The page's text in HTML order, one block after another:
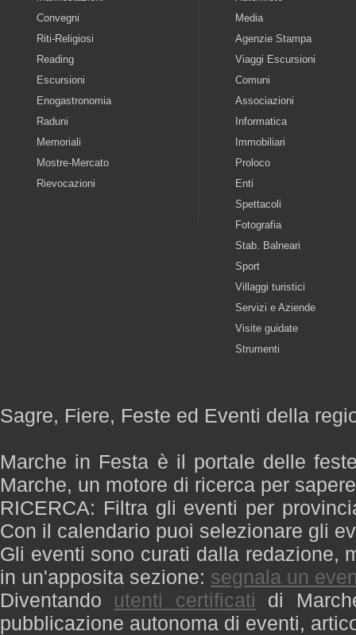
Convegni
Riti-Religiosi
Reading
Escursioni
Enogastronomia
Raduni
Memoriali
Mostre-Mercato
Rievocazioni
Media
Agenzie Stampa
Viaggi Escursioni
Comuni
Associazioni
Informatica
Immobiliari
Proloco
Enti
Spettacoli
Fotografia
Stab. Balneari
Sport
Villaggi turistici
Servizi e Aziende
Visite guidate
Strumenti
Sagre, Fiere, Feste ed Eventi della
Marche in Festa è il portale delle
Marche, un motore di ricerca per
RICERCA: Filtra gli eventi per
Con il calendario puoi selezionare gli
Gli eventi sono curati dalla redazione,
in un'apposita sezione: segnala un
Diventando utenti certificati di
pubblicazione autonoma di eventi,